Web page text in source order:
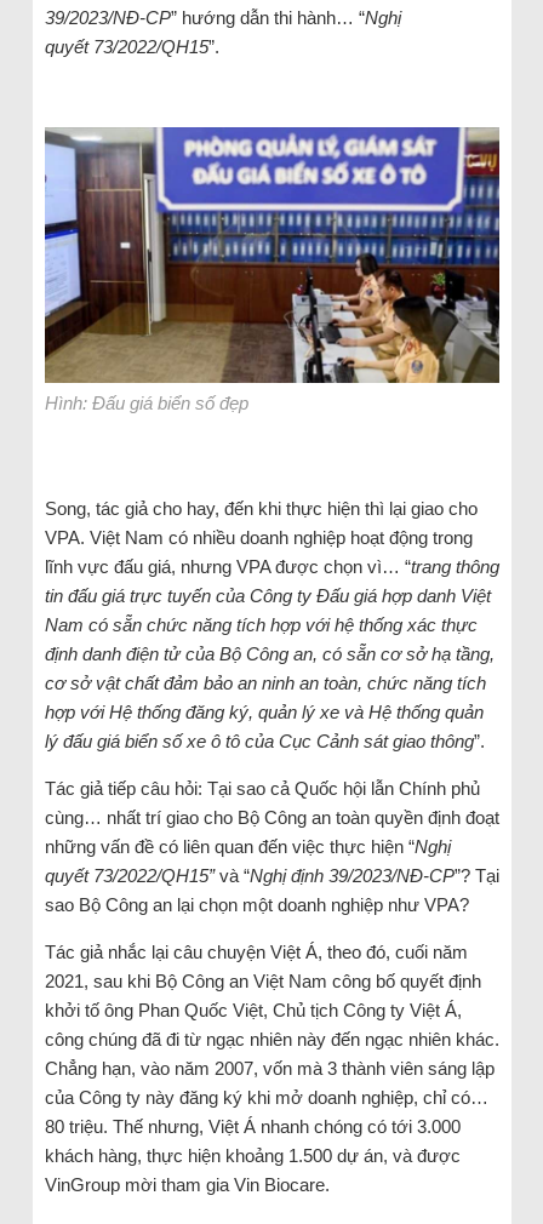
39/2023/NĐ-CP” hướng dẫn thi hành… “Nghị
quyết 73/2022/QH15”.
Hình: Đấu giá biển số đẹp
Song, tác giả cho hay, đến khi thực hiện thì lại giao cho
VPA. Việt Nam có nhiều doanh nghiệp hoạt động trong
lĩnh vực đấu giá, nhưng VPA được chọn vì… “trang thông
tin đấu giá trực tuyến của Công ty Đấu giá hợp danh Việt
Nam có sẵn chức năng tích hợp với hệ thống xác thực
định danh điện tử của Bộ Công an, có sẵn cơ sở hạ tầng,
cơ sở vật chất đảm bảo an ninh an toàn, chức năng tích
hợp với Hệ thống đăng ký, quản lý xe và Hệ thống quản
lý đấu giá biển số xe ô tô của Cục Cảnh sát giao thông”.
Tác giả tiếp câu hỏi: Tại sao cả Quốc hội lẫn Chính phủ
cùng… nhất trí giao cho Bộ Công an toàn quyền định đoạt
những vấn đề có liên quan đến việc thực hiện “Nghị
quyết 73/2022/QH15”và “Nghị định 39/2023/NĐ-CP”? Tại
sao Bộ Công an lại chọn một doanh nghiệp như VPA?
Tác giả nhắc lại câu chuyện Việt Á, theo đó, cuối năm
2021, sau khi Bộ Công an Việt Nam công bố quyết định
khởi tố ông Phan Quốc Việt, Chủ tịch Công ty Việt Á,
công chúng đã đi từ ngạc nhiên này đến ngạc nhiên khác.
Chẳng hạn, vào năm 2007, vốn mà 3 thành viên sáng lập
của Công ty này đăng ký khi mở doanh nghiệp, chỉ có…
80 triệu. Thế nhưng, Việt Á nhanh chóng có tới 3.000
khách hàng, thực hiện khoảng 1.500 dự án, và được
VinGroup mời tham gia Vin Biocare.